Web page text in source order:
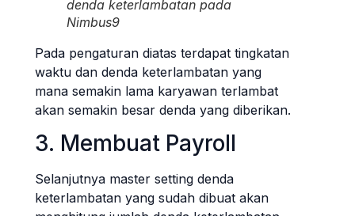
denda keterlambatan pada
Nimbus9
Pada pengaturan diatas terdapat tingkatan
waktu dan denda keterlambatan yang
mana semakin lama karyawan terlambat
akan semakin besar denda yang diberikan.
3. Membuat Payroll
Selanjutnya master setting denda
keterlambatan yang sudah dibuat akan